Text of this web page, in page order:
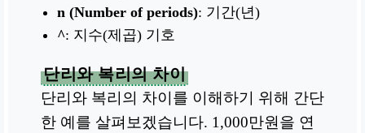
n (Number of periods): 기간(년)
^: 지수(제곱) 기호
단리와 복리의 차이
단리와 복리의 차이를 이해하기 위해 간단
한 예를 살펴보겠습니다. 1,000만원을 연